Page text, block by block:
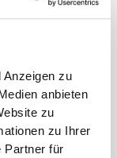
Anzeigen zu
anbieten
zu
zu Ihrer
Partner für